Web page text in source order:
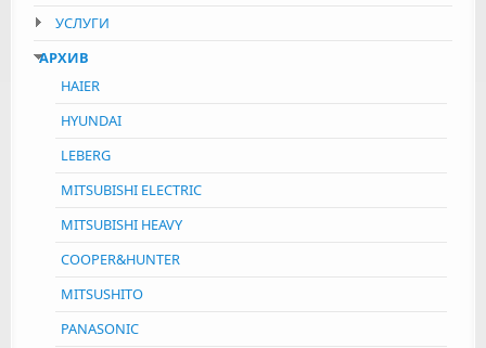
УСЛУГИ
АРХИВ
HAIER
HYUNDAI
LEBERG
MITSUBISHI ELECTRIC
MITSUBISHI HEAVY
COOPER&HUNTER
MITSUSHITO
PANASONIC